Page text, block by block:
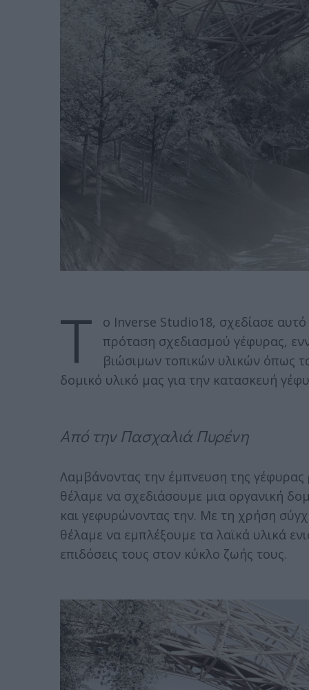
T
o Inverse Studio18, σχεδίασε
πρόταση σχεδιασμού γέφυρας,
βιώσιμων τοπικών υλικών όπως
δομικό υλικό μας για την κατασκευή
Από την Πασχαλιά Πυρένη
Λαμβάνοντας την έμπνευση της
θέλαμε να σχεδιάσουμε μια οργανική
και γεφυρώνοντας την. Με τη χρήση
θέλαμε να εμπλέξουμε τα λαϊκά υλικά
επιδόσεις τους στον κύκλο ζωής τους.